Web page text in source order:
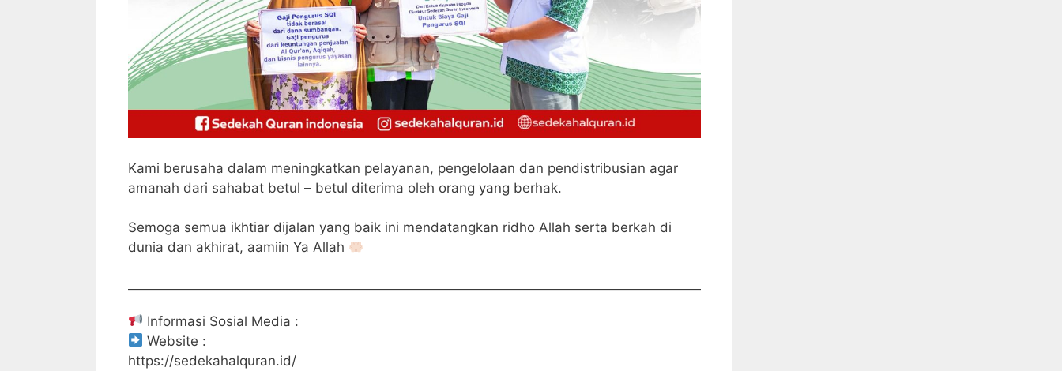
Kami berusaha dalam meningkatkan pelayanan, pengelolaan dan pendistribusian agar
amanah dari sahabat betul – betul diterima oleh orang yang berhak.
Semoga semua ikhtiar dijalan yang baik ini mendatangkan ridho Allah serta berkah di
dunia dan akhirat, aamiin Ya Allah
Informasi Sosial Media :
Website :
https://sedekahalquran.id/